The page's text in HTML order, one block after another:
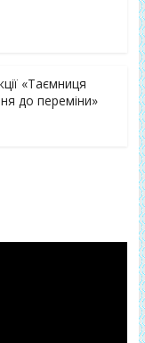
«Таємниця
до переміни»